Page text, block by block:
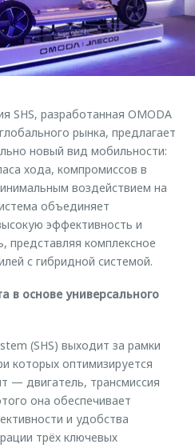
поддержка
SHS, разработанная OMODA
рынка, предлагает
новый вид мобильности:
хода, компромиссов в
воздействием на
объединяет
эффективность и
представляя комплексное
с гибридной системой.
в основе универсального
(SHS) выходит за рамки
которых оптимизируется
— двигатель, трансмиссия
она обеспечивает
и удобства
трёх ключевых